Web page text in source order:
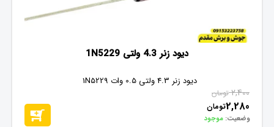
دیود زنر 4.3 ولتی 1N5229
دیود زنر 4.3 ولتی 0.5 وات 1N5229
2,400 تومان
2,280تومان
وضعیت: موجود